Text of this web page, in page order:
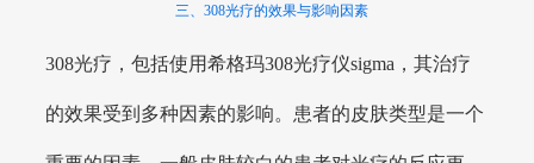
三、308光疗的效果与影响因素
308光疗，包括使用希格玛308光疗仪sigma，其治疗
的效果受到多种因素的影响。患者的皮肤类型是一个